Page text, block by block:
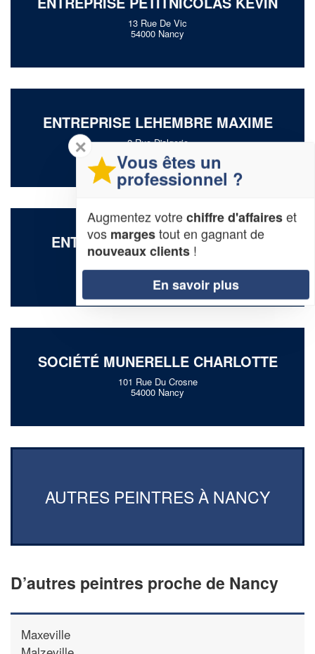
13 Rue De Vic
54000 Nancy
ENTREPRISE LEHEMBRE MAXIME
2 Rue D'algerie
54000 Nancy
ENTREPRISE TISSERAND EDDY
54000 Nancy
SOCIÉTÉ MUNERELLE CHARLOTTE
101 Rue Du Crosne
54000 Nancy
AUTRES PEINTRES À NANCY
D’autres peintres proche de Nancy
Maxeville
✕
Vous êtes un
professionnel ?
Augmentez votrechiffre d'affaireset
vos margestout en gagnant de
nouveaux clients !
En savoir plus